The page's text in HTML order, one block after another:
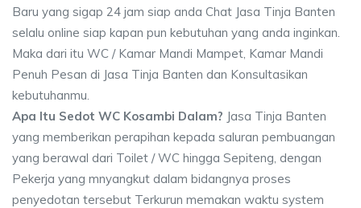
Baru yang sigap 24 jam siap anda Chat Jasa Tinja Banten
selalu online siap kapan pun kebutuhan yang anda inginkan.
Maka dari itu WC / Kamar Mandi Mampet, Kamar Mandi
Penuh Pesan di Jasa Tinja Banten dan Konsultasikan
kebutuhanmu.
Apa Itu Sedot WC Kosambi Dalam? Jasa Tinja Banten
yang memberikan perapihan kepada saluran pembuangan
yang berawal dari Toilet / WC hingga Sepiteng, dengan
Pekerja yang mnyangkut dalam bidangnya proses
penyedotan tersebut Terkurun memakan waktu system